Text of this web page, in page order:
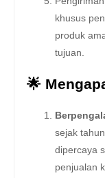
khusus
produk
tujuan.
🌟
sejak
dipercaya
penjualan